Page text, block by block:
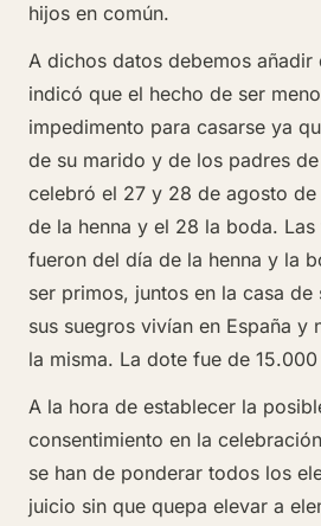
hijos en común.
A dichos datos debemos añadir
indicó que el hecho de ser
impedimento para casarse ya
de su marido y de los padres
celebró el 27 y 28 de agosto
de la henna y el 28 la boda.
fueron del día de la henna y la
ser primos, juntos en la casa de
sus suegros vivían en España y
la misma. La dote fue de
A la hora de establecer la
consentimiento en la
se han de ponderar todos los
juicio sin que quepa elevar a